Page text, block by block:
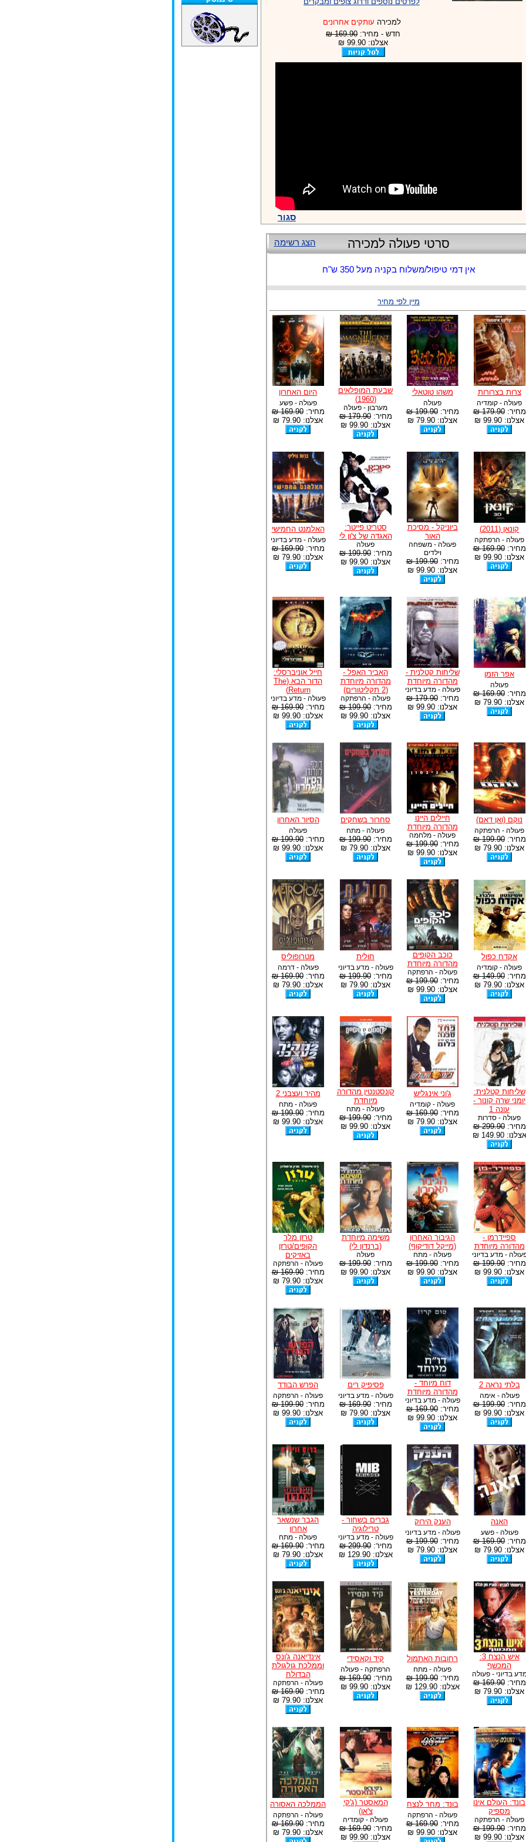
למכירה עותקים אחרונים
חדש - מחיר: 169.90 ₪
אצלנו: 99.90 ₪
סגור
הצג רשימה סרטי פעולה למכירה
אין דמי טיפול/משלוח בקניה מעל 350 ש"ח
מיין לפי מחיר
צרות בצרורות
פעולה - קומדיה
מחיר:179.90 ₪
אצלנו: 99.90 ₪
משהו טוטאלי
פעולה
מחיר:199.90 ₪
אצלנו: 79.90 ₪
שבעת המופלאים
(1960)
מערבון - פעולה
מחיר:179.90 ₪
אצלנו: 99.90 ₪
היום האחרון
פעולה - פשע
מחיר:169.90 ₪
אצלנו: 79.90 ₪
קונאן (2011)
פעולה - הרפתקה
מחיר:169.90 ₪
אצלנו: 99.90 ₪
ביוניקל - מסיכת
האור
פעולה - משפחה
וילדים
מחיר:199.90 ₪
אצלנו: 99.90 ₪
סטריט פייטר:
האגדה של צ'ון לי
פעולה
מחיר:199.90 ₪
אצלנו: 99.90 ₪
האלמנט החמישי
פעולה - מדע בדיוני
מחיר:169.90 ₪
אצלנו: 79.90 ₪
אפר הזמן
פעולה
מחיר:169.90 ₪
אצלנו: 79.90 ₪
שליחות קטלנית -
מהדורה מיוחדת
פעולה - מדע בדיוני
מחיר:179.90 ₪
אצלנו: 99.90 ₪
האביר האפל -
מהדורה מיוחדת
(2 תקליטורים)
פעולה - הרפתקה
מחיר:199.90 ₪
אצלנו: 99.90 ₪
חייל אוניברסלי:
הדור הבא (The
Return)
פעולה - מדע בדיוני
מחיר:169.90 ₪
אצלנו: 99.90 ₪
נוקם (ואן דאם)
פעולה - הרפתקה
מחיר:199.90 ₪
אצלנו: 79.90 ₪
חיילים היינו
מהדורה מיוחדת
פעולה - מלחמה
מחיר:199.90 ₪
אצלנו: 99.90 ₪
סחרור בשחקים
פעולה - מתח
מחיר:199.90 ₪
אצלנו: 79.90 ₪
הסיור האחרון
פעולה
מחיר:199.90 ₪
אצלנו: 99.90 ₪
אקדח כפול
פעולה - קומדיה
מחיר:149.90 ₪
אצלנו: 79.90 ₪
כוכב הקופים
מהדורה מיוחדת
פעולה - הרפתקה
מחיר:199.90 ₪
אצלנו: 99.90 ₪
חולית
פעולה - מדע בדיוני
מחיר:199.90 ₪
אצלנו: 79.90 ₪
מטרופוליס
פעולה - דרמה
מחיר:169.90 ₪
אצלנו: 79.90 ₪
שליחות קטלנית:
יומני שרה קונור -
עונה 1
פעולה - סדרות
מחיר:299.90 ₪
אצלנו: 149.90 ₪
ג'וני אינגליש
פעולה - קומדיה
מחיר:169.90 ₪
אצלנו: 79.90 ₪
קונסטנטין מהדורה
מיוחדת
פעולה - מתח
מחיר:199.90 ₪
אצלנו: 99.90 ₪
מהיר ועצבני 2
פעולה - מתח
מחיר:199.90 ₪
אצלנו: 99.90 ₪
ספיידרמן -
מהדורה מיוחדת
- מדע בדיוני
מחיר:199.90 ₪
אצלנו: 99.90 ₪
הגיבור האחרון
(מייקל דודיקוף)
פעולה - מתח
מחיר:199.90 ₪
אצלנו: 99.90 ₪
משימה מיוחדת
(ברנדון לי)
פעולה
מחיר:199.90 ₪
אצלנו: 99.90 ₪
טרזן מלך
הקופים/טרזן
באזיקים
פעולה - הרפתקה
מחיר:169.90 ₪
אצלנו: 79.90 ₪
בלתי נראה 2
פעולה - אימה
מחיר:199.90 ₪
אצלנו: 99.90 ₪
דוח מיוחד -
מהדורה מיוחדת
פעולה - מדע בדיוני
מחיר:169.90 ₪
אצלנו: 99.90 ₪
פסיפיק רים
פעולה - מדע בדיוני
מחיר:169.90 ₪
אצלנו: 79.90 ₪
הפרש הבודד
פעולה - הרפתקה
מחיר:199.90 ₪
אצלנו: 99.90 ₪
האנה
פעולה - פשע
מחיר:169.90 ₪
אצלנו: 79.90 ₪
הענק הירוק
פעולה - מדע בדיוני
מחיר:199.90 ₪
אצלנו: 79.90 ₪
גברים בשחור -
טרילוגיה
פעולה - מדע בדיוני
מחיר:299.90 ₪
אצלנו: 129.90 ₪
הגבר שנשאר
אחרון
פעולה - מתח
מחיר:169.90 ₪
אצלנו: 79.90 ₪
איש הנצח 3:
המכשף
בדיוני - פעולה
מחיר:169.90 ₪
אצלנו: 79.90 ₪
רחובות האתמול
פעולה - מתח
מחיר:199.90 ₪
אצלנו: 129.90 ₪
קיד וקאסידי
הרפתקה - פעולה
מחיר:169.90 ₪
אצלנו: 99.90 ₪
אינדיאנה ג'ונס
וממלכת גולגולת
הבדולח
פעולה - הרפתקה
מחיר:169.90 ₪
אצלנו: 79.90 ₪
בונד: העולם אינו
מספיק
פעולה - הרפתקה
מחיר:199.90 ₪
אצלנו: 99.90 ₪
בונד: מחר לנצח
פעולה - הרפתקה
מחיר:169.90 ₪
אצלנו: 99.90 ₪
המאסטר (ג'קי
צ'אן)
פעולה - קומדיה
מחיר:169.90 ₪
אצלנו: 99.90 ₪
הממלכה האסורה
פעולה - הרפתקה
מחיר:169.90 ₪
אצלנו: 79.90 ₪